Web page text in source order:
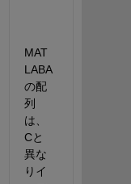
MAT
LABA
の配
列
は、
Cと
異な
りイ